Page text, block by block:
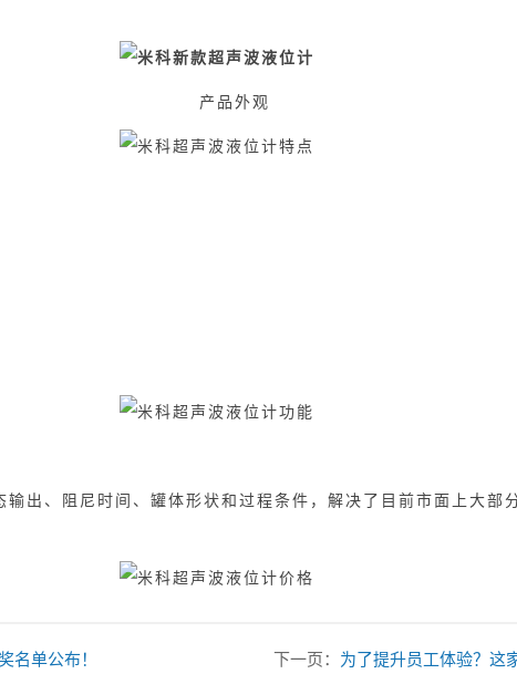
产品外观
、阻尼时间、罐体形状和过程条件，解决了目前市面上大部
名单公布！ 下一页： 为了提升员工体验？这